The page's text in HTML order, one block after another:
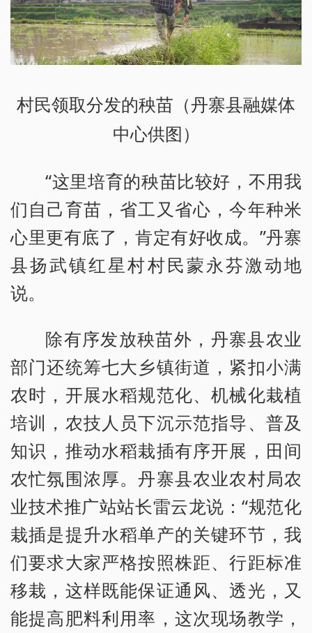
村民领取分发的秧苗（丹寨县融媒体
中心供图）
“这里培育的秧苗比较好，不用我
们自己育苗，省工又省心，今年种米
心里更有底了，肯定有好收成。”丹寨
县扬武镇红星村村民蒙永芬激动地
说。
除有序发放秧苗外，丹寨县农业
部门还统筹七大乡镇街道，紧扣小满
农时，开展水稻规范化、机械化栽植
培训，农技人员下沉示范指导、普及
知识，推动水稻栽插有序开展，田间
农忙氛围浓厚。丹寨县农业农村局农
业技术推广站站长雷云龙说：“规范化
栽插是提升水稻单产的关键环节，我
们要求大家严格按照株距、行距标准
移栽，这样既能保证通风、透光，又
能提高肥料利用率，这次现场教学，